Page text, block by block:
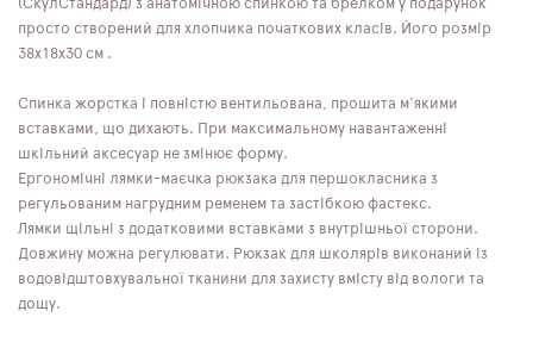
(СкулСтандард) з анатомічною спинкою та брелком у подарунок
просто створений для хлопчика початкових класів. Його розмір
38х18х30 см .
Спинка жорстка і повністю вентильована, прошита м'якими
вставками, що дихають. При максимальному навантаженні
шкільний аксесуар не змінює форму.
Ергономічні лямки-маєчка рюкзака для першокласника з
регульованим нагрудним ременем та застібкою фастекс.
Лямки щільні з додатковими вставками з внутрішньої сторони.
Довжину можна регулювати. Рюкзак для школярів виконаний із
водовідштовхувальної тканини для захисту вмісту від вологи та
дощу.